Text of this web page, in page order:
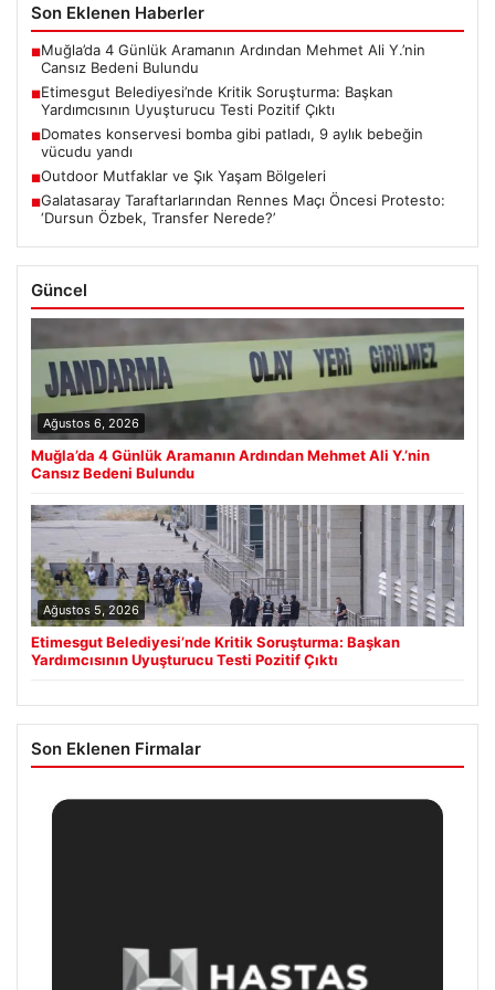
Son Eklenen Haberler
■Muğla’da 4 Günlük Aramanın Ardından Mehmet Ali Y.’nin
Cansız Bedeni Bulundu
■Etimesgut Belediyesi’nde Kritik Soruşturma: Başkan
Yardımcısının Uyuşturucu Testi Pozitif Çıktı
■Domates konservesi bomba gibi patladı, 9 aylık bebeğin
vücudu yandı
■Outdoor Mutfaklar ve Şık Yaşam Bölgeleri
■Galatasaray Taraftarlarından Rennes Maçı Öncesi Protesto:
‘Dursun Özbek, Transfer Nerede?’
Güncel
Ağustos 6, 2026
Muğla’da 4 Günlük Aramanın Ardından Mehmet Ali Y.’nin
Cansız Bedeni Bulundu
Ağustos 5, 2026
Etimesgut Belediyesi’nde Kritik Soruşturma: Başkan
Yardımcısının Uyuşturucu Testi Pozitif Çıktı
Son Eklenen Firmalar